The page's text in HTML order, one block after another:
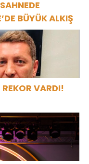
BÜYÜK ALKIŞ
REKOR VARDI!